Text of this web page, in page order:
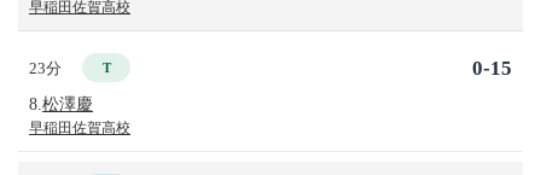
早稲田佐賀高校
23分 T
8. 松澤慶
早稲田佐賀高校
0-15